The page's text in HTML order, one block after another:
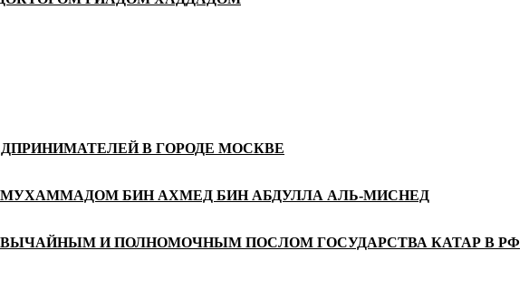
В ГОРОДЕ МОСКВЕ
БИН АХМЕД БИН АБДУЛЛА АЛЬ-МИСНЕД
И ПОЛНОМОЧНЫМ ПОСЛОМ ГОСУДАРСТВА КАТАР В РФ